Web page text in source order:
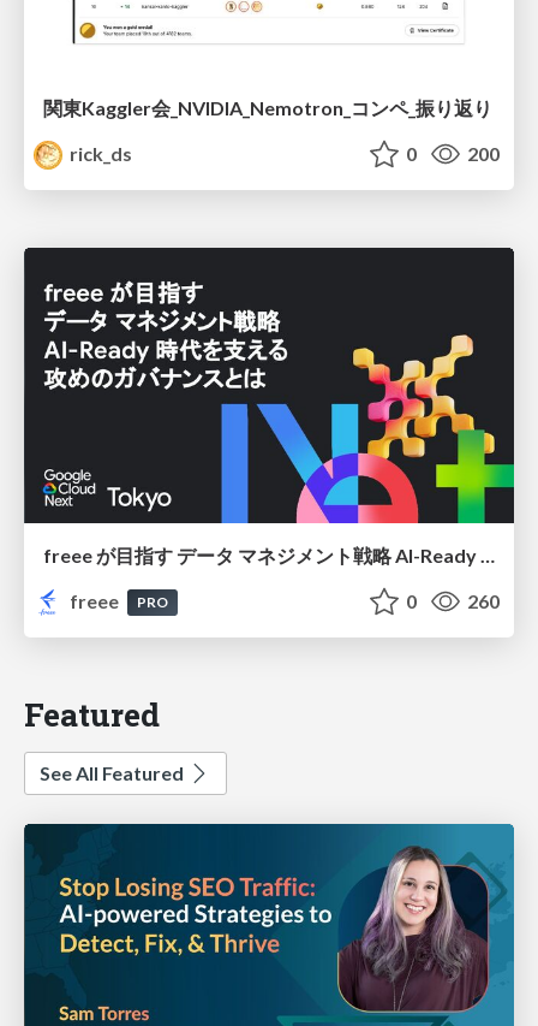
関東Kaggler会_NVIDIA_Nemotron_コンペ_振り返り
rick_ds
0 200
freee が目指す データ マネジメント戦略 AI-Ready 時代を支える 攻めのガバナンスとは
freee
PRO 0 260
Featured
See All Featured